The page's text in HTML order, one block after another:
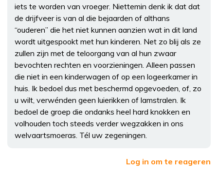
iets te worden van vroeger. Niettemin denk ik dat dat
de drijfveer is van al die bejaarden of althans
“ouderen” die het niet kunnen aanzien wat in dit land
wordt uitgespookt met hun kinderen. Net zo blij als ze
zullen zijn met de teloorgang van al hun zwaar
bevochten rechten en voorzieningen. Alleen passen
die niet in een kinderwagen of op een logeerkamer in
huis. Ik bedoel dus met beschermd opgevoeden, of, zo
u wilt, verwénden geen luierikken of lamstralen. Ik
bedoel de groep die ondanks heel hard knokken en
volhouden toch steeds verder wegzakken in ons
welvaartsmoeras. Tél uw zegeningen.
Log in om te reageren